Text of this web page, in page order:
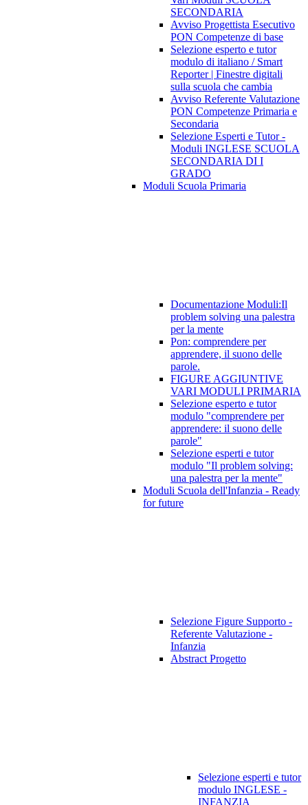
SECONDARIA
Avviso Progettista Esecutivo
PON Competenze di base
Selezione esperto e tutor
modulo di italiano / Smart
Reporter | Finestre digitali
sulla scuola che cambia
Avviso Referente Valutazione
PON Competenze Primaria e
Secondaria
Selezione Esperti e Tutor -
Moduli INGLESE SCUOLA
SECONDARIA DI I
GRADO
Moduli Scuola Primaria
Documentazione Moduli:Il
problem solving una palestra
per la mente
Pon: comprendere per
apprendere, il suono delle
parole.
FIGURE AGGIUNTIVE
VARI MODULI PRIMARIA
Selezione esperto e tutor
modulo "comprendere per
apprendere: il suono delle
parole"
Selezione esperti e tutor
modulo "Il problem solving:
una palestra per la mente"
Moduli Scuola dell'Infanzia - Ready
for future
Selezione Figure Supporto -
Referente Valutazione -
Infanzia
Abstract Progetto
Selezione esperti e tutor
modulo INGLESE -
INFANZIA